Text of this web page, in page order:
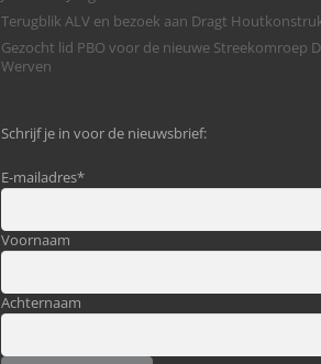
Terugblik ALV en bezoek aan Dragt
Gezocht lid PBO voor de nieuwe Streekomroep
Werven
Schrijf je in voor de nieuwsbrief:
E-mailadres*
Voornaam
Achternaam